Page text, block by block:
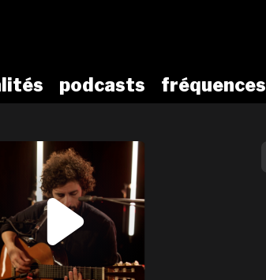
podcasts fréquences